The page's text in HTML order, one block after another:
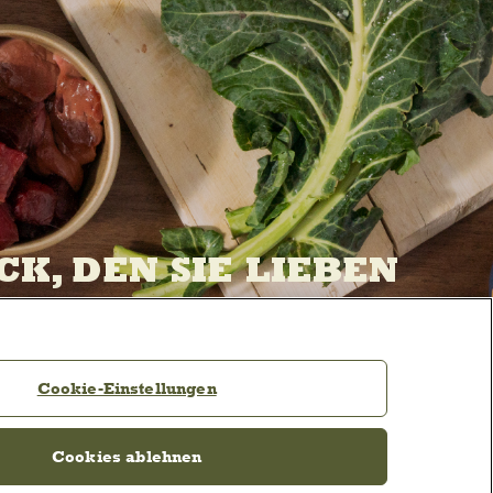
DEN SIE LIEBEN
Cookie-Einstellungen
Cookies ablehnen